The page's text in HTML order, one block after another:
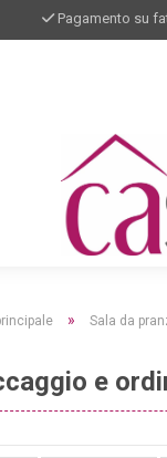
Pagamento su
» Sala da
e